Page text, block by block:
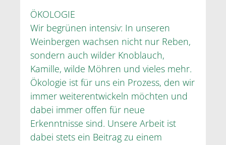
ÖKOLOGIE
Wir begrünen intensiv: In unseren
Weinbergen wachsen nicht nur Reben,
sondern auch wilder Knoblauch,
Kamille, wilde Möhren und vieles mehr.
Ökologie ist für uns ein Prozess, den wir
immer weiterentwickeln möchten und
dabei immer offen für neue
Erkenntnisse sind. Unsere Arbeit ist
dabei stets ein Beitrag zu einem